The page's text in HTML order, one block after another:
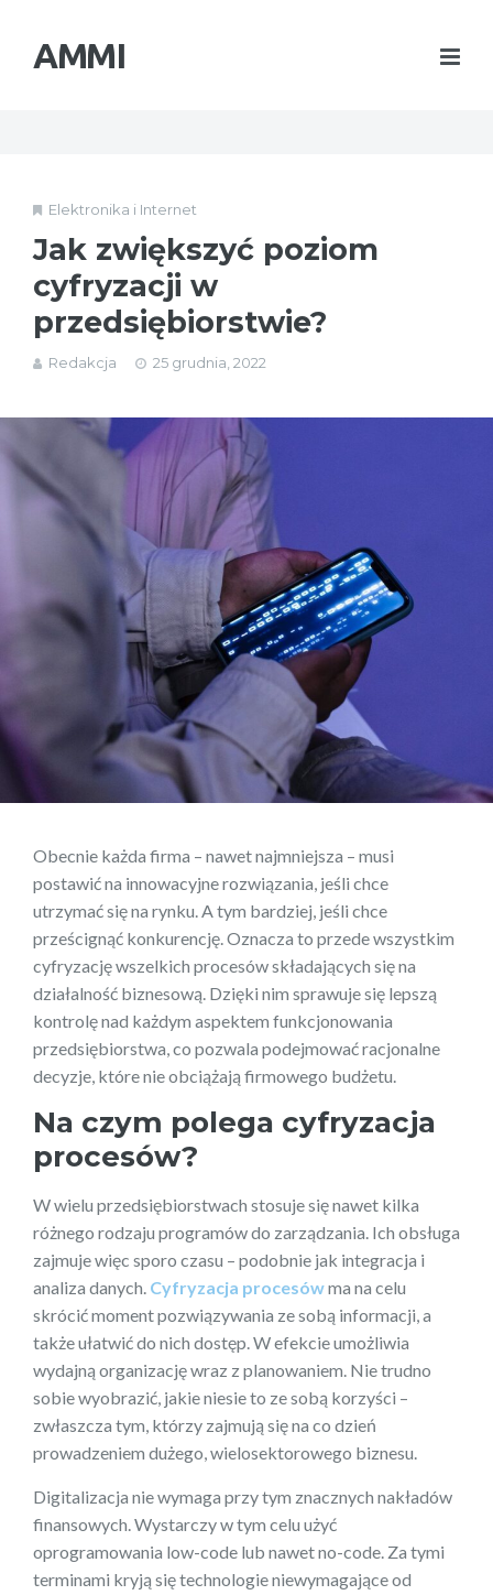
AMMI
Elektronika i Internet
Jak zwiększyć poziom
cyfryzacji w
przedsiębiorstwie?
Redakcja 25 grudnia, 2022
Obecnie każda firma – nawet najmniejsza – musi
postawić na innowacyjne rozwiązania, jeśli chce
utrzymać się na rynku. A tym bardziej, jeśli chce
prześcignąć konkurencję. Oznacza to przede wszystkim
cyfryzację wszelkich procesów składających się na
działalność biznesową. Dzięki nim sprawuje się lepszą
kontrolę nad każdym aspektem funkcjonowania
przedsiębiorstwa, co pozwala podejmować racjonalne
decyzje, które nie obciążają firmowego budżetu.
Na czym polega cyfryzacja
procesów?
W wielu przedsiębiorstwach stosuje się nawet kilka
różnego rodzaju programów do zarządzania. Ich obsługa
zajmuje więc sporo czasu – podobnie jak integracja i
analiza danych. Cyfryzacja procesówma na celu
skrócić moment pozwiązywania ze sobą informacji, a
także ułatwić do nich dostęp. W efekcie umożliwia
wydajną organizację wraz z planowaniem. Nie trudno
sobie wyobrazić, jakie niesie to ze sobą korzyści –
zwłaszcza tym, którzy zajmują się na co dzień
prowadzeniem dużego, wielosektorowego biznesu.
Digitalizacja nie wymaga przy tym znacznych nakładów
finansowych. Wystarczy w tym celu użyć
oprogramowania low-code lub nawet no-code. Za tymi
terminami kryją się technologie niewymagające od